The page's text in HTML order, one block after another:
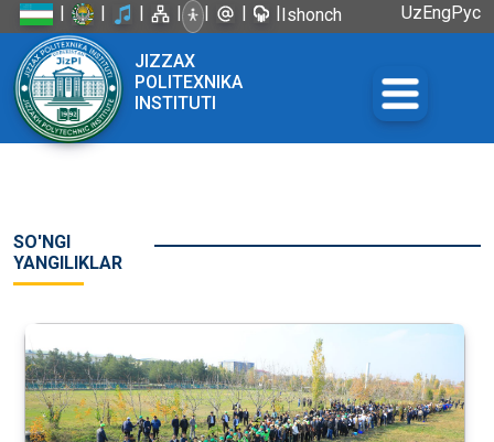
| | | | | | |Ishonch
UzEngРус
JIZZAX
POLITEXNIKA
INSTITUTI
SO'NGI
YANGILIKLAR